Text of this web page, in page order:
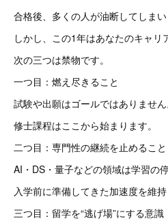
合格後、多くの人が油断してしまい
しかし、この1年はあなたのキャリ
次の三つは禁物です。
一つ目：燃え尽きること
試験や出願はゴールではありません
修士課程はここから始まります。
二つ目：専門性の継続を止めること
AI・DS・量子などの領域は学習の
入学前に準備してきた加速度を維持
三つ目：留学を“逃げ場”にする意識